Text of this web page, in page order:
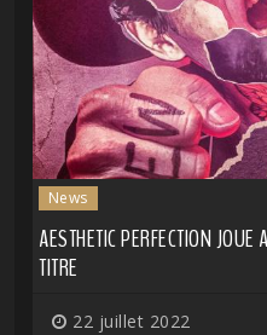
News
AESTHETIC PERFECTION
TITRE
22 juillet 2022